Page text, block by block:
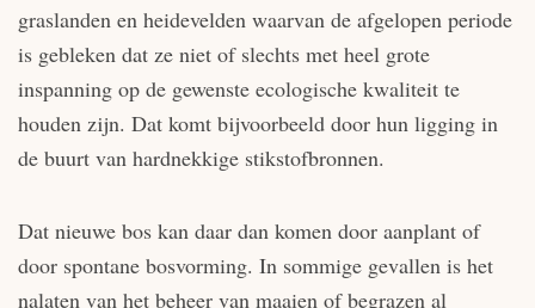
graslanden en heidevelden waarvan de afgelopen periode
is gebleken dat ze niet of slechts met heel grote
inspanning op de gewenste ecologische kwaliteit te
houden zijn. Dat komt bijvoorbeeld door hun ligging in
de buurt van hardnekkige stikstofbronnen.
Dat nieuwe bos kan daar dan komen door aanplant of
door spontane bosvorming. In sommige gevallen is het
nalaten van het beheer van maaien of begrazen al